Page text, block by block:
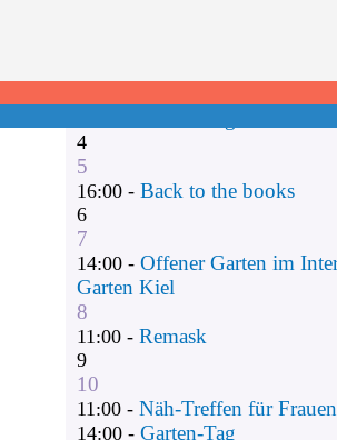
4
5
16:00 -Back to the books
6
7
14:00 -Offener Garten im
Garten Kiel
8
11:00 -Remask
9
10
11:00 -Näh-Treffen für Frauen
14:00 -Garten-Tag